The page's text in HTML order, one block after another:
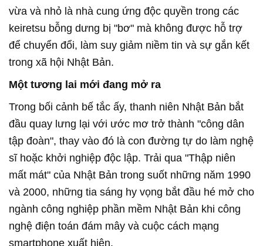
vừa và nhỏ là nhà cung ứng độc quyền trong các
keiretsu bỗng dưng bị "bơ" mà không được hỗ trợ
để chuyển đổi, làm suy giảm niềm tin và sự gắn kết
trong xã hội Nhật Bản.
Một tương lai mới đang mở ra
Trong bối cảnh bế tắc ấy, thanh niên Nhật Bản bắt
đầu quay lưng lại với ước mơ trở thành "công dân
tập đoàn", thay vào đó là con đường tự do làm nghệ
sĩ hoặc khởi nghiệp độc lập. Trải qua "Thập niên
mất mát" của Nhật Bản trong suốt những năm 1990
và 2000, những tia sáng hy vọng bắt đầu hé mở cho
ngành công nghiệp phần mềm Nhật Bản khi công
nghệ điện toán đám mây và cuộc cách mạng
smartphone xuất hiện.